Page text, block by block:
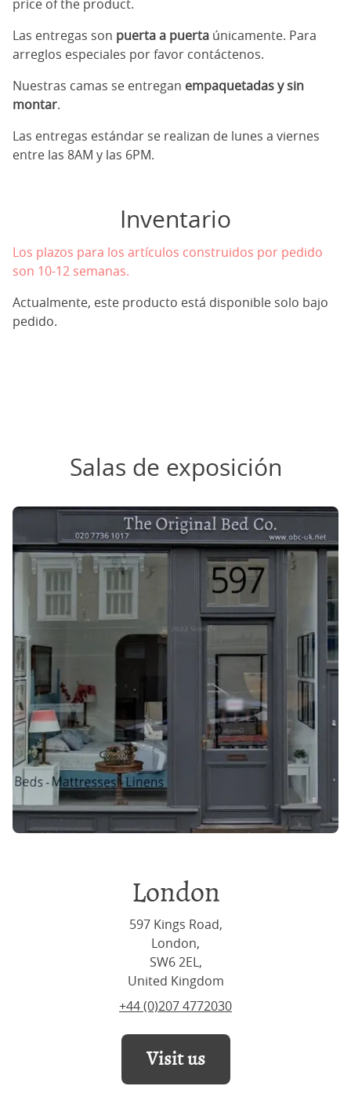
price of the product.
Las entregas son puerta a puerta únicamente. Para
arreglos especiales por favor contáctenos.
Nuestras camas se entregan empaquetadas y sin
montar.
Las entregas estándar se realizan de lunes a viernes
entre las 8AM y las 6PM.
Inventario
Los plazos para los artículos construidos por pedido
son 10-12 semanas.
Actualmente, este producto está disponible solo bajo
pedido.
Salas de exposición
London
597 Kings Road,
London,
SW6 2EL,
United Kingdom
+44 (0)207 4772030
Visit us